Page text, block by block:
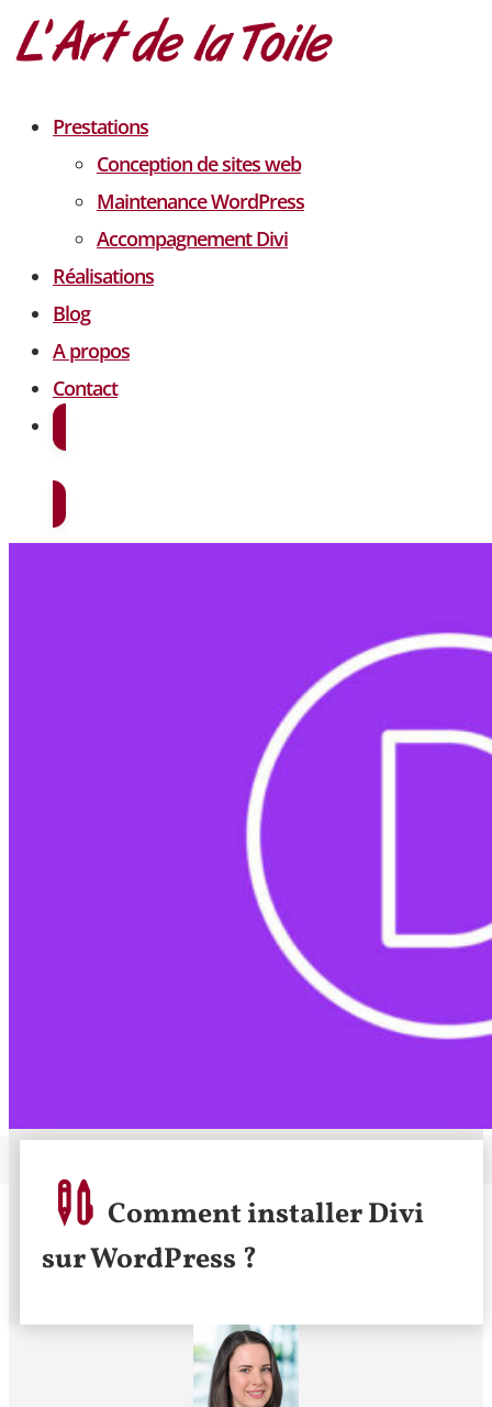
Prestations
Conception de sites web
Maintenance WordPress
Accompagnement Divi
Réalisations
Blog
A propos
Contact
Comment installer Divi
sur WordPress ?